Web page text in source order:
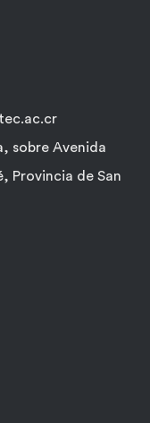
sobre Avenida
Provincia de San